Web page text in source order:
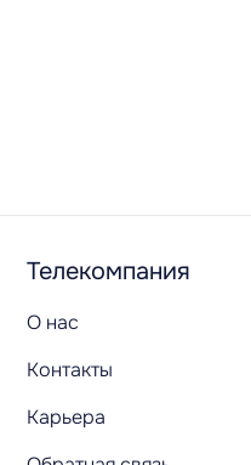
Телекомпания
О нас
Контакты
Карьера